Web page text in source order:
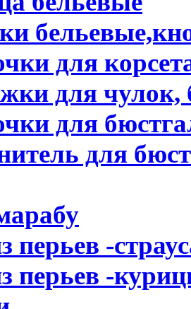
для
для чулок,
для
для
перьев -
перьев -